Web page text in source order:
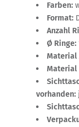
Farben:
Format:
Anzahl
Ø Ringe:
Material
Material
vorhanden: